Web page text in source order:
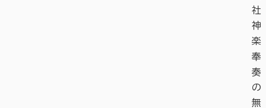
社
神
楽
奉
奏
の
無